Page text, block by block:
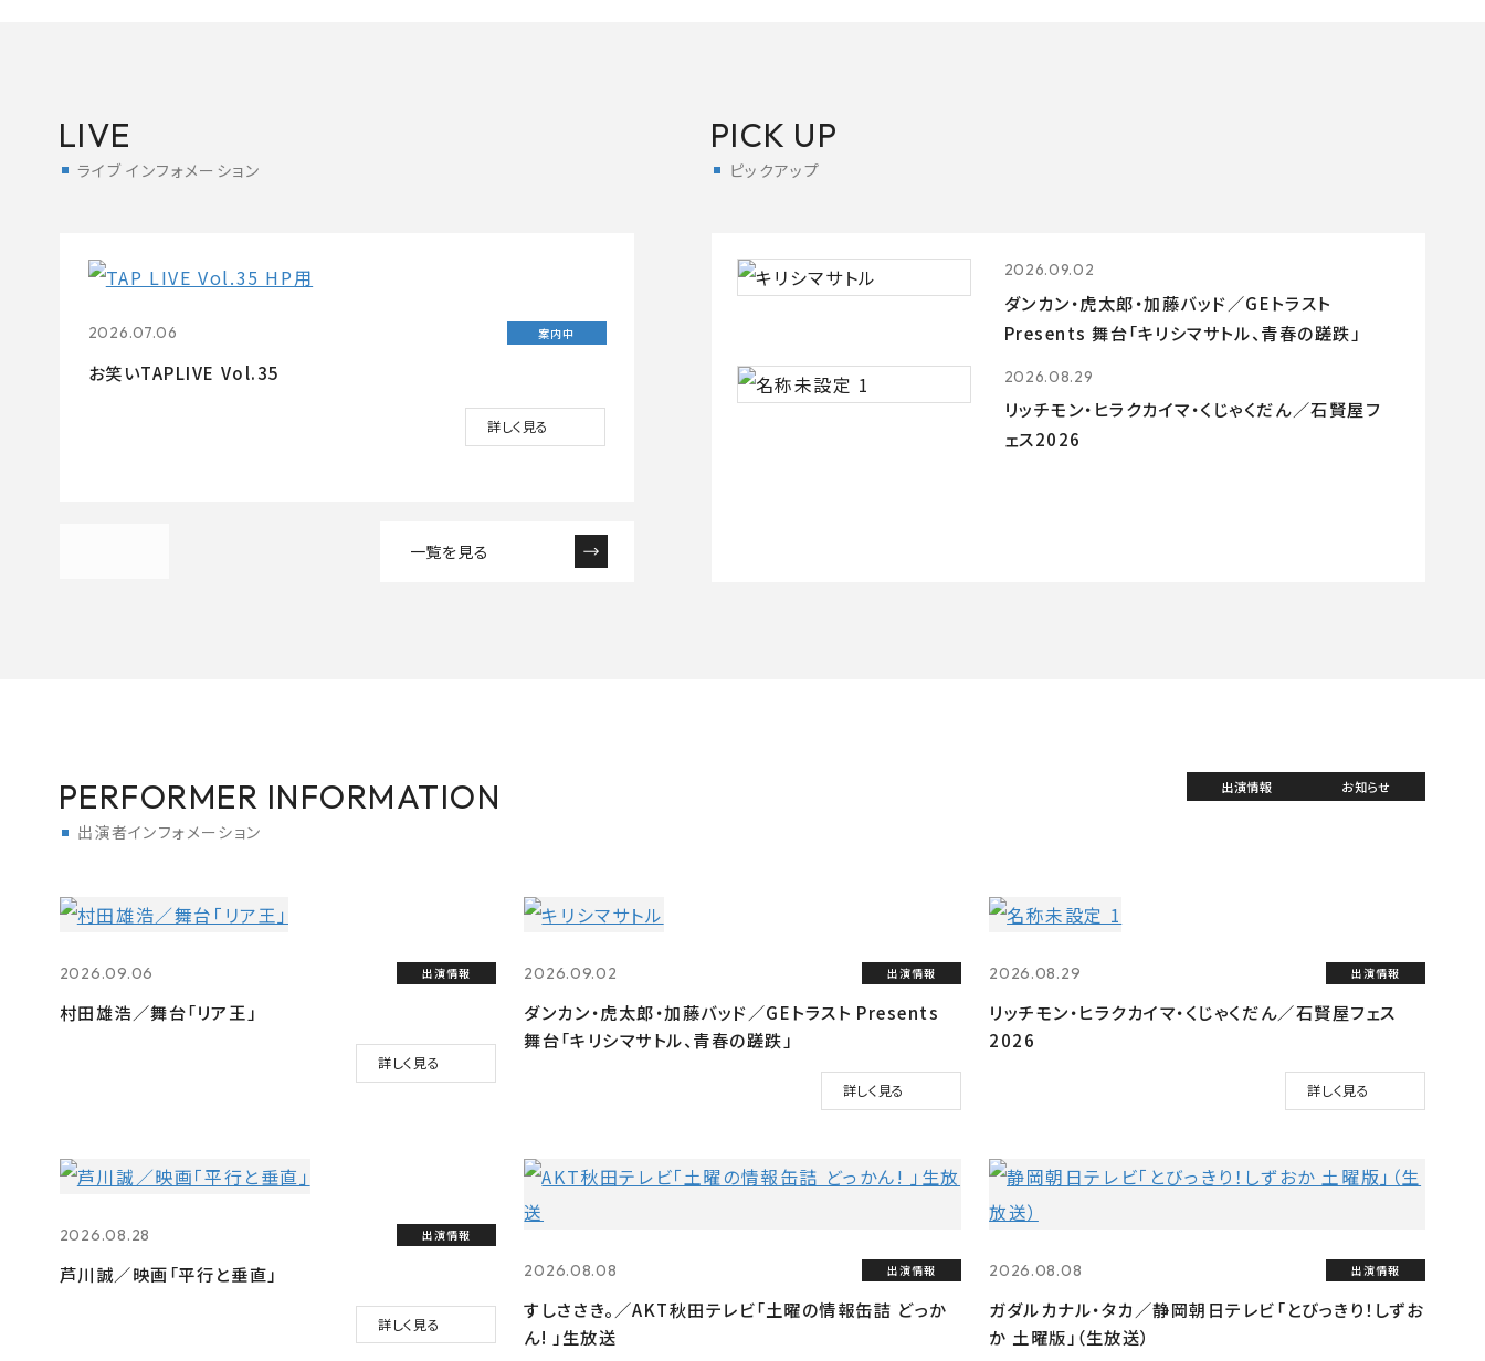
LIVE
ライブ インフォメーション
2026.07.06 案内中
お笑いTAPLIVE Vol.35
詳しく見る
一覧を見る
PICK UP
ピックアップ
2026.09.02
ダンカン・虎太郎・加藤バッド／GEトラスト
Presents 舞台「キリシマサトル、青春の蹉跌」
2026.08.29
リッチモン・ヒラクカイマ・くじゃくだん／石賢屋フ
ェス2026
PERFORMER INFORMATION
出演者インフォメーション
出演情報 お知らせ
2026.09.06 出演情報
村田雄浩／舞台「リア王」
詳しく見る
2026.09.02 出演情報
ダンカン・虎太郎・加藤バッド／GEトラスト Presents
舞台「キリシマサトル、青春の蹉跌」
詳しく見る
2026.08.29 出演情報
リッチモン・ヒラクカイマ・くじゃくだん／石賢屋フェス
2026
詳しく見る
2026.08.28 出演情報
芦川誠／映画「平行と垂直」
詳しく見る
2026.08.08 出演情報
すしささき。／AKT秋田テレビ「土曜の情報缶詰 どっか
ん! 」生放送
2026.08.08 出演情報
ガダルカナル・タカ／静岡朝日テレビ「とびっきり！しずお
か 土曜版」（生放送）